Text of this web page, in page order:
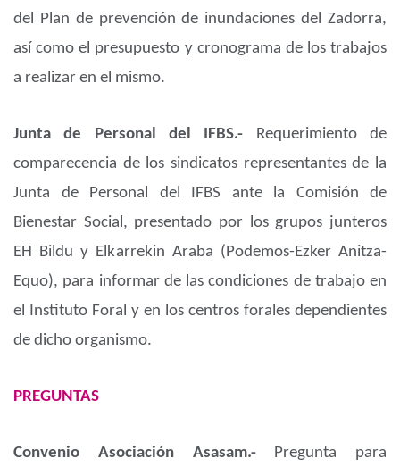
del Plan de prevención de inundaciones del Zadorra,
así como el presupuesto y cronograma de los trabajos
a realizar en el mismo.
Junta de Personal del IFBS.- Requerimiento de
comparecencia de los sindicatos representantes de la
Junta de Personal del IFBS ante la Comisión de
Bienestar Social, presentado por los grupos junteros
EH Bildu y Elkarrekin Araba (Podemos-Ezker Anitza-
Equo), para informar de las condiciones de trabajo en
el Instituto Foral y en los centros forales dependientes
de dicho organismo.
PREGUNTAS
Convenio Asociación Asasam.- Pregunta para